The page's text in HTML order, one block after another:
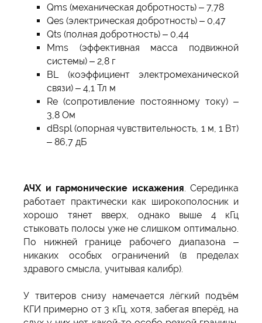
Qms (механическая добротность) – 7,78
Qes (электрическая добротность) – 0,47
Qts (полная добротность) – 0,44
Mms (эффективная масса подвижной
системы) – 2,8 г
BL (коэффициент электромеханической
связи) – 4,1 Тл м
Re (сопротивление постоянному току) –
3,8 Ом
dBspl (опорная чувствительность, 1 м, 1 Вт)
– 86,7 дБ
АЧХ и гармонические искажения . Серединка
работает практически как широкополосник и
хорошо тянет вверх, однако выше 4 кГц
стыковать полосы уже не слишком оптимально.
По нижней границе рабочего диапазона –
никаких особых ограничений (в пределах
здравого смысла, учитывая калибр).
У твитеров снизу намечается лёгкий подъём
КГИ примерно от 3 кГц, хотя, забегая вперёд, на